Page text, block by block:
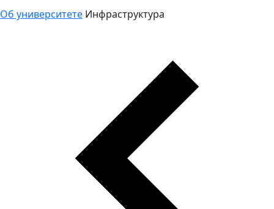
Об университете Инфраструктура